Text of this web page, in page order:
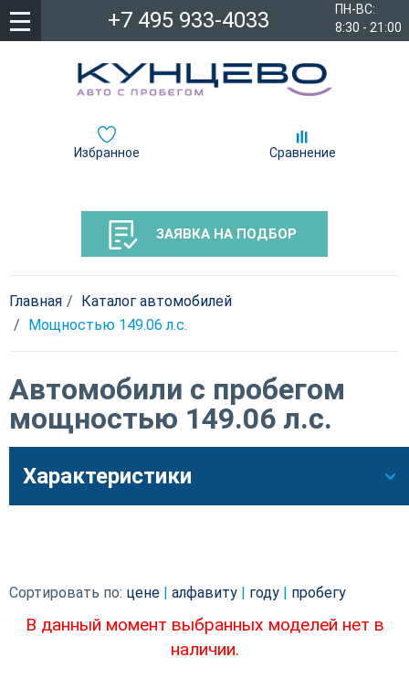
ПН-ВС:
8:30 - 21:00
+7 495 933-4033
Избранное Сравнение
ЗАЯВКА НА ПОДБОР
Главная
Каталог автомобилей
Мощностью 149.06 л.c.
Автомобили с пробегом
мощностью 149.06 л.c.
Характеристики
Сортировать по: цене алфавиту году пробегу
В данный момент выбранных моделей нет в
наличии.